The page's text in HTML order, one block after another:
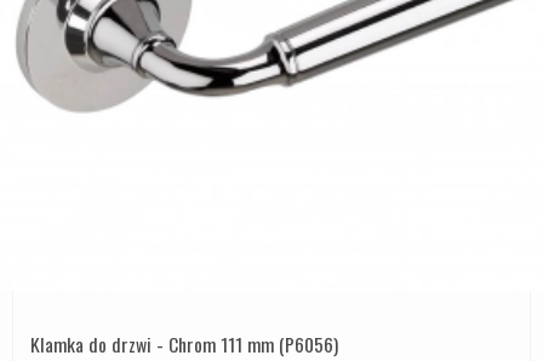
Klamka do drzwi - Chrom 111 mm (P6056)